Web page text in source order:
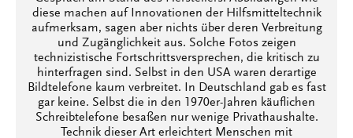
diese machen auf Innovationen der Hilfsmitteltechnik
aufmerksam, sagen aber nichts über deren Verbreitung
und Zugänglichkeit aus. Solche Fotos zeigen
technizistische Fortschrittsversprechen, die kritisch zu
hinterfragen sind. Selbst in den USA waren derartige
Bildtelefone kaum verbreitet. In Deutschland gab es fast
gar keine. Selbst die in den 1970er-Jahren käuflichen
Schreibtelefone besaßen nur wenige Privathaushalte.
Technik dieser Art erleichtert Menschen mit